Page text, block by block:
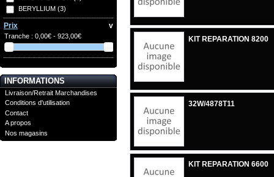
BERYLLIUM (3)
Prix v
Tranche : 0,00€ - 923,00€
INFORMATIONS
Livraison/Retrait Marchandises
Conditions d'utilisation
Contact
A propos
Nos magasins
KIT REPARATION 8200
32W/4878T11
KIT REPARATION 6600